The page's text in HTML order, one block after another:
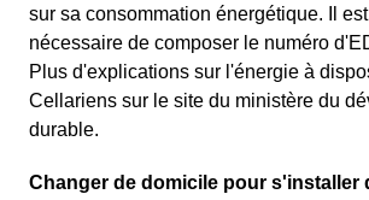
sur sa consommation énergétique. Il
nécessaire de composer le numéro
Plus d'explications sur l'énergie à
Cellariens sur le site du ministère du
durable.
Changer de domicile pour s'installer